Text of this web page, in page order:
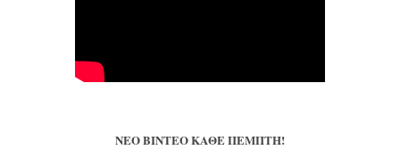
ΝΕΟ ΒΙΝΤΕΟ ΚΑΘΕ ΠΕΜΠΤΗ!